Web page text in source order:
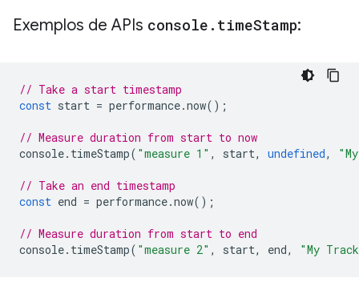
Exemplos de APIs console . timeStamp:
// Take a start timestamp
const start = performance.now();
// Measure duration from start to now
console. timeStamp( "measure 1" , start, undefined,
// Take an end timestamp
const end = performance.now();
// Measure duration from start to end
console. timeStamp( "measure 2" , start, end, "My